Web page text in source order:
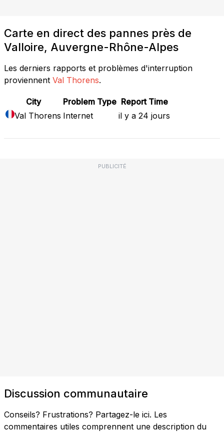
Carte en direct des pannes près de
Valloire, Auvergne-Rhône-Alpes
Les derniers rapports et problèmes d'interruption
proviennent Val Thorens.
City Problem Type Report Time
Val Thorens Internet il y a 24 jours
PUBLICITÉ
Discussion communautaire
Conseils? Frustrations? Partagez-le ici. Les
commentaires utiles comprennent une description du